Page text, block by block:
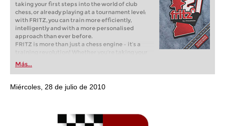
taking your first steps into the world of club
chess, or already playing at a tournament level:
with FRITZ, you can train more efficiently,
intelligently and with a more personalised
approach than ever before.
FRITZ is more than just a chess engine – it’s a
training revolution! Whether you’re taking your
first steps into the world of club chess, or already
playing at a tournament level: with FRITZ, you can
train more efficiently, intelligently and with a
more personalised approach than ever before.
Más...
Miércoles, 28 de julio de 2010